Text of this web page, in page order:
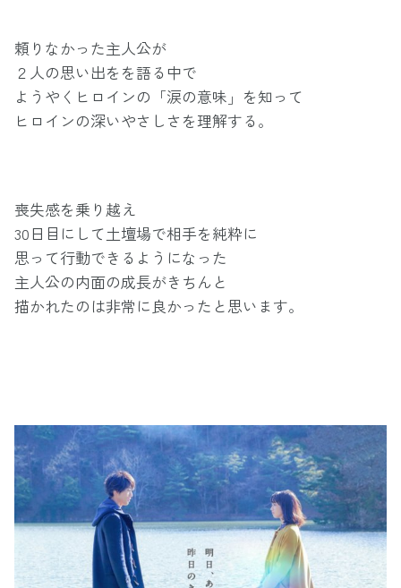
頼りなかった主人公が
２人の思い出をを語る中で
ようやくヒロインの「涙の意味」を知って
ヒロインの深いやさしさを理解する。
喪失感を乗り越え
30日目にして土壇場で相手を純粋に
思って行動できるようになった
主人公の内面の成長がきちんと
描かれたのは非常に良かったと思います。